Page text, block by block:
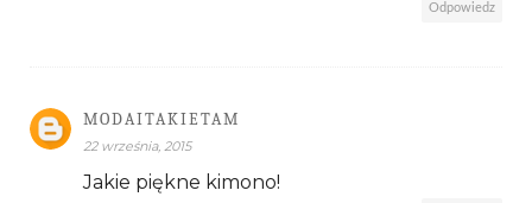
Odpowiedz
MODAITAKIETAM
22 września, 2015
Jakie piękne kimono!